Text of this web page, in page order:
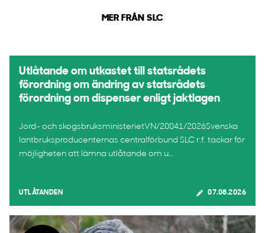
MER FRÅN SLC
Utlåtande om utkastet till statsrådets
förordning om ändring av statsrådets
förordning om dispenser enligt jaktlagen
Jord- och skogsbruksministerietVN/20041/2026Svenska
lantbruksproducenternas centralförbund SLC r.f. tackar för
möjligheten att lämna utlåtande om u...
UTLÅTANDEN 07.08.2026